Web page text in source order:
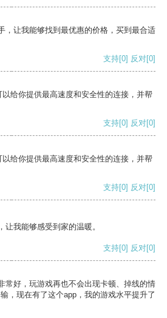
，让我能够找到最优惠的价格，买到最合适
支持[0] 反对[0]
给你提供最高速度和安全性的连接，并帮
支持[0] 反对[0]
给你提供最高速度和安全性的连接，并帮
支持[0] 反对[0]
我能够感受到家的温暖。
支持[0] 反对[0]
常好，玩游戏再也不会出现卡顿、掉线的情
，现在有了这个app，我的游戏水平提升了